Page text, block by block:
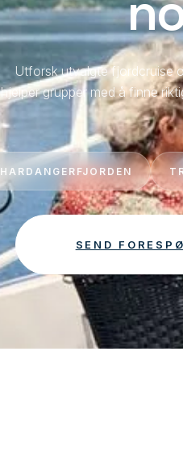
Utforsk utvalgte fjordcruise
hjelper grupper med å finne
HARDANGERFJORDEN
SEND